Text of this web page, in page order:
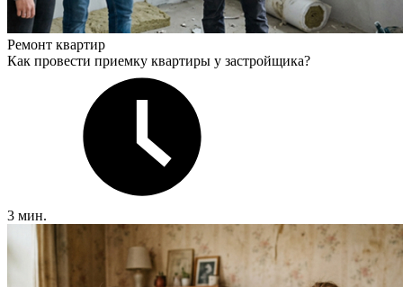
Ремонт квартир
Как провести приемку квартиры у застройщика?
3 мин.